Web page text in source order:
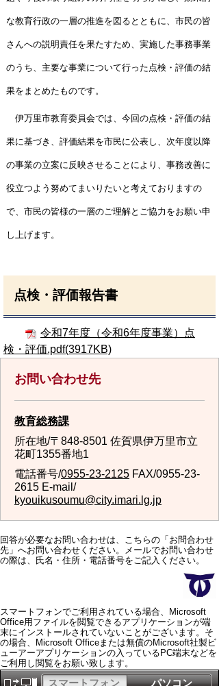
な教育行政の一層の推進を図るとともに、市民の皆
さんへの説明責任を果たすため、実施した事務事業
のうち、主要な事業について行った点検・評価の結
果をまとめたものです。
伊万里市教育委員会では、今回の点検・評価の結
果に基づき、評価結果を市民に公表し、次年度以降
の事業の立案に反映させることにより、事務改善に
役立つよう努めてまいりたいと考えておりますの
で、市民の皆様の一層のご理解とご協力をお願い申
し上げます。
点検・評価報告書
令和7年度（令和6年度事業）点
検・評価.pdf(3917KB)
お問い合わせ先
教育総務課
所在地/〒848-8501 佐賀県伊万里市立
花町1355番地1
電話番号/0955-23-2125 FAX/0955-23-
2615 E-mail/
kyouikusoumu@city.imari.lg.jp
回答が必要なお問い合わせは、こちらの「お問合わせ
先」へお問い合わせください。メールでお問い合わせ
の際は、氏名・住所・電話番号をご記入ください。
スマートフォンでご利用されている場合、Microsoft
Office用ファイルを閲覧できるアプリケーションが端
末にインストールされていないことがございます。そ
の場合、Microsoft Officeまたは無償のMicrosoft社製ビ
ューアーアプリケーションの入っているPC端末などを
ご利用し閲覧をお願い致します。
パソコン
スマートフォン